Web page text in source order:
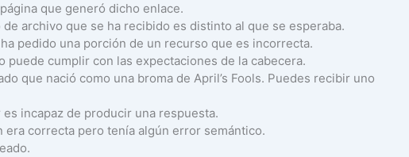
que generó dicho enlace.
de archivo que se ha recibido es distinto al que se esperaba.
pedido una porción de un recurso que es incorrecta.
puede cumplir con las expectaciones de la cabecera.
que nació como una broma de April’s Fools. Puedes recibir uno
incapaz de producir una respuesta.
era correcta pero tenía algún error semántico.